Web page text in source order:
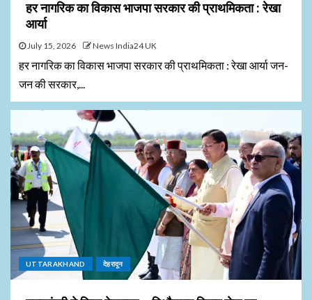
हर नागरिक का विकास भाजपा सरकार की प्राथमिकता : रेखा
आर्या
July 15, 2026 News India24 UK
हर नागरिक का विकास भाजपा सरकार की प्राथमिकता : रेखा आर्या जन-
जन की सरकार,...
UTTARAKHAND देहरादून